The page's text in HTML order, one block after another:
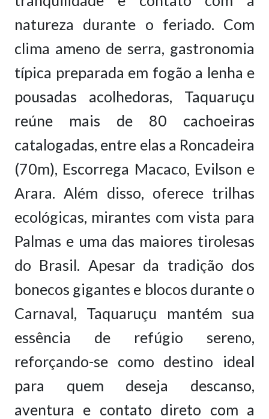
natureza durante o feriado. Com
clima ameno de serra, gastronomia
típica preparada em fogão a lenha e
pousadas acolhedoras, Taquaruçu
reúne mais de 80 cachoeiras
catalogadas, entre elas a Roncadeira
(70m), Escorrega Macaco, Evilson e
Arara. Além disso, oferece trilhas
ecológicas, mirantes com vista para
Palmas e uma das maiores tirolesas
do Brasil. Apesar da tradição dos
bonecos gigantes e blocos durante o
Carnaval, Taquaruçu mantém sua
essência de refúgio sereno,
reforçando-se como destino ideal
para quem deseja descanso,
aventura e contato direto com a